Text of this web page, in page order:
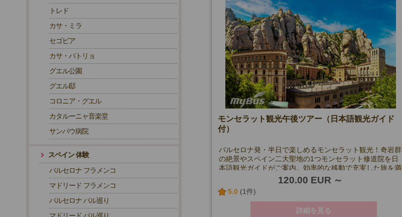
🟡【限定追加催行日プラン】
🔵【午後プラン】8/23
最小催行人数：1名
モンセラット観光午後ツアー（日本語観光ガイド
付）
バルセロナ発・半日で楽しめるモンセラット観光！奇岩群
の絶景やスペイン二大聖地の1つモンセラット修道院を日
本語観光ガイドがご案内。効率的な移動で充実した旅を満
120.00 EUR
5.0 (1件)
詳細を見る
トレド
カサ・ミラ
セゴビア
カサ・バトリョ
グエル公園
グエル邸
コロニア・グエル
カタルーニャ音楽堂
サンパウ病院
スペイン 体験
バルセロナ フラメンコ
マドリード フラメンコ
バルセロナ バル巡り